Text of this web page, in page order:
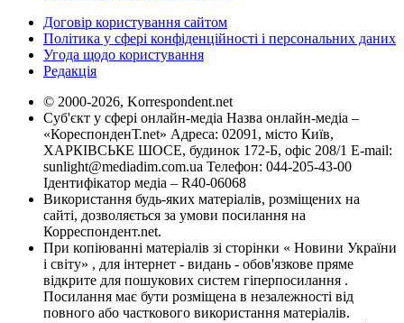
Договір користування сайтом
Політика у сфері конфіденційності і персональних даних
Угода щодо користування
Редакція
© 2000-2026, Korrespondent.net
Суб'єкт у сфері онлайн-медіа Назва онлайн-медіа –
«КореспонденТ.net» Адреса: 02091, місто Київ,
ХАРКІВСЬКЕ ШОСЕ, будинок 172-Б, офіс 208/1 E-mail:
sunlight@mediadim.com.ua Телефон: 044-205-43-00
Ідентифікатор медіа – R40-06068
Використання будь-яких матеріалів, розміщених на
сайті, дозволяється за умови посилання на
Корреспондент.net.
При копіюванні матеріалів зі сторінки « Новини України
і світу» , для інтернет - видань - обов'язкове пряме
відкрите для пошукових систем гіперпосилання .
Посилання має бути розміщена в незалежності від
повного або часткового використання матеріалів.